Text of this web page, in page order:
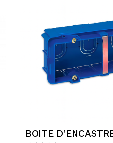
BOITE